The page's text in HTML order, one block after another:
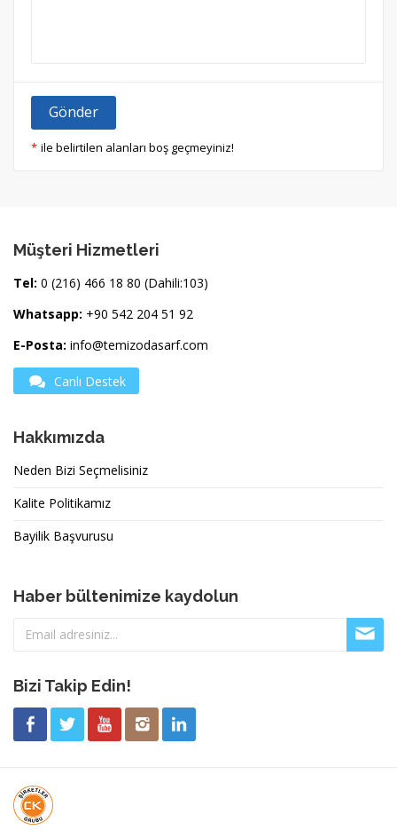
Gönder
ile belirtilen alanları boş geçmeyiniz!
Müşteri Hizmetleri
Tel: 0 (216) 466 18 80 (Dahili:103)
Whatsapp: +90 542 204 51 92
E-Posta: info@temizodasarf.com
Canlı Destek
Hakkımızda
Neden Bizi Seçmelisiniz
Kalite Politikamız
Bayilik Başvurusu
Haber bültenimize kaydolun
Bizi Takip Edin!